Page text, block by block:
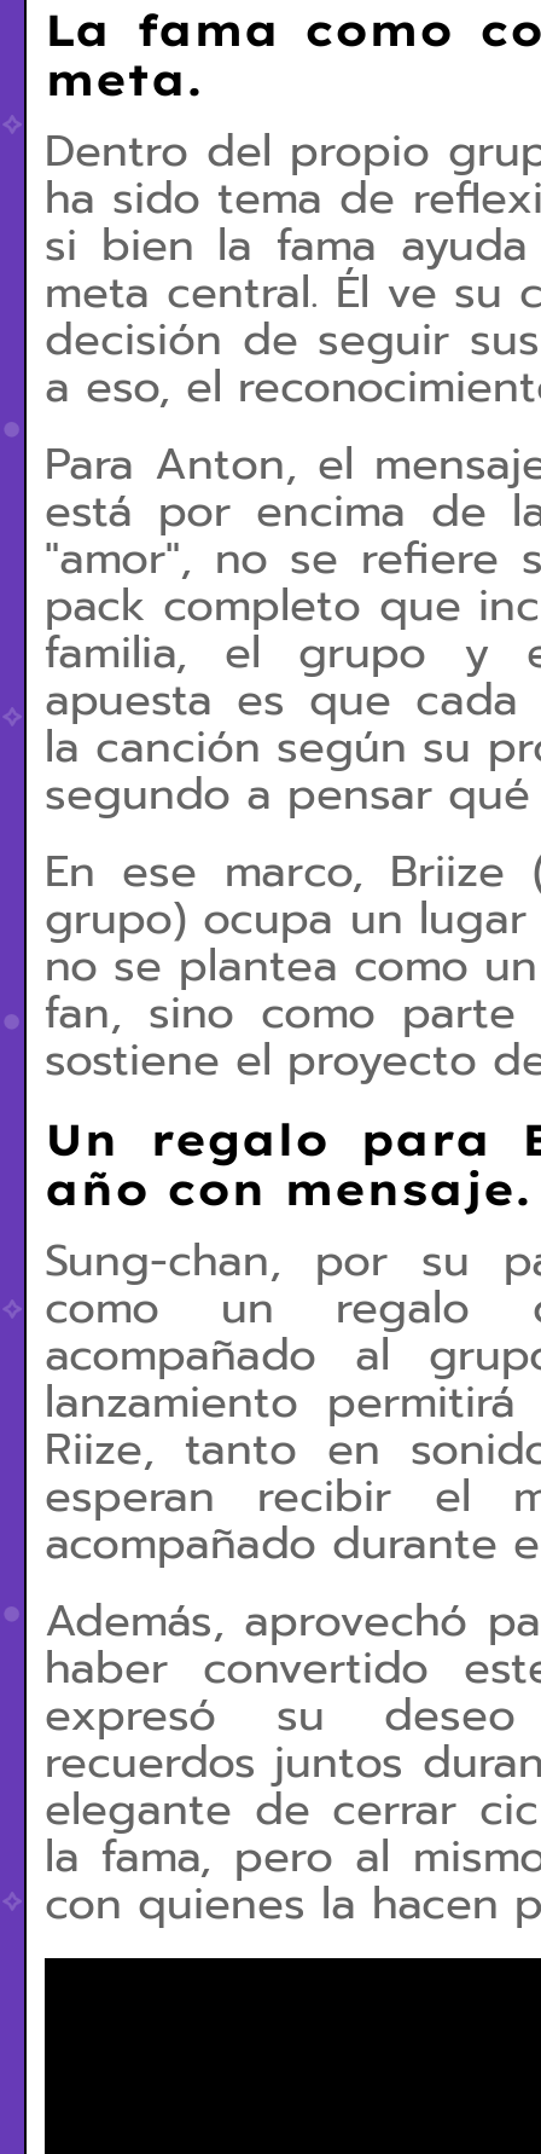
La fama como
meta.
Dentro del propio
ha sido tema de
si bien la fama
meta central. Él ve su
decisión de seguir
a eso, el
Para Anton, el
está por encima de
"amor", no se refiere
pack completo que
familia, el grupo y
apuesta es que
la canción según su
segundo a pensar
En ese marco,
grupo) ocupa un
no se plantea como
fan, sino como
sostiene el proyecto
Un regalo para
año con mensaje.
Sung-chan, por su
como un regalo
acompañado al
lanzamiento
Riize, tanto en
esperan recibir el
acompañado durante
Además, aprovechó
haber convertido
expresó su
recuerdos juntos
elegante de cerrar
la fama, pero al
con quienes la hacen